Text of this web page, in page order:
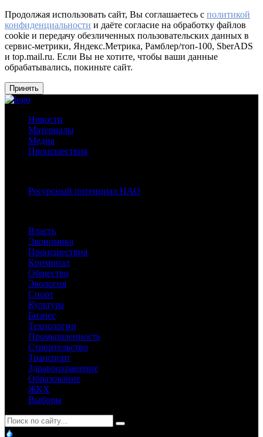
Продолжая использовать сайт, Вы соглашаетесь с политикой
конфиденциальности и даёте согласие на обработку файлов
cookie и передачу обезличенных пользовательских данных в
сервис-метрики, Яндекс.Метрика, Рамблер/топ-100, SberADS
и top.mail.ru. Если Вы не хотите, чтобы ваши данные
обрабатывались, покиньте сайт.
Принять
Новости
Материалы
Медиа
Происшествия
Ресурсный потенциал НАО
Власть
Экономика
Происшествия
Криминал
Общество
Экология
Спорт
Культура
Бизнес
Технологии
Промышленность
Строительство
Транспорт
Здравоохранение
Образование
ЖКХ
Выборы